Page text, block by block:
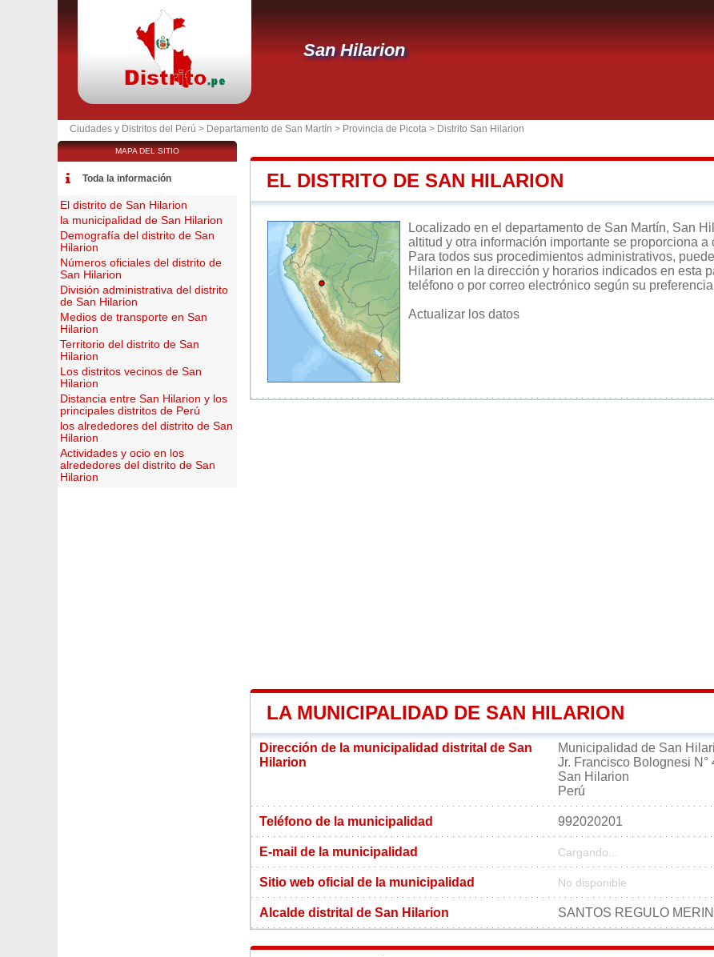
San Hilarion
Ciudades y Distritos del Perú > Departamento de San Martín > Provincia de Picota > Distrito San Hilarion
EL DISTRITO DE SAN HILARION
Localizado en el departamento de San Martín, San
altitud y otra información importante se proporciona a
Para todos sus procedimientos administrativos,
Hilarion en la dirección y horarios indicados en esta
teléfono o por correo electrónico según su
Actualizar los datos
LA MUNICIPALIDAD DE SAN HILARION
Dirección de la municipalidad distrital de San
Hilarion
Municipalidad de San
Jr. Francisco Bolognesi N°
San Hilarion
Perú
Teléfono de la municipalidad 992020201
E-mail de la municipalidad Cargando...
Sitio web oficial de la municipalidad No disponible
Alcalde distrital de San Hilarion SANTOS REGULO
MAPA DEL SITIO
Toda la información
El distrito de San Hilarion
la municipalidad de San Hilarion
Demografía del distrito de San
Hilarion
Números oficiales del distrito de
San Hilarion
División administrativa del distrito
de San Hilarion
Medios de transporte en San
Hilarion
Territorio del distrito de San
Hilarion
Los distritos vecinos de San
Hilarion
Distancia entre San Hilarion y los
principales distritos de Perú
los alrededores del distrito de San
Hilarion
Actividades y ocio en los
alrededores del distrito de San
Hilarion